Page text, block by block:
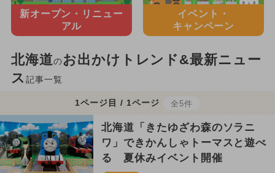
新オープン・ リニュー
アル
イベント・
キャンペーン
北海道のお出かけトレンド&最新ニュー
ス 記事一覧
1ページ目 / 1ページ 全5件
北海道「きたゆざわ森のソラニ
ワ」できかんしゃトーマスと遊べ
る 夏休みイベント開催